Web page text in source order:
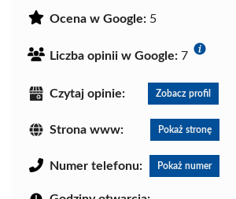
Ocena w Google: 5
Liczba opinii w Google: 7
Czytaj opinie: Zobacz profil
Strona www: Pokaż stronę
Numer telefonu: Pokaż numer